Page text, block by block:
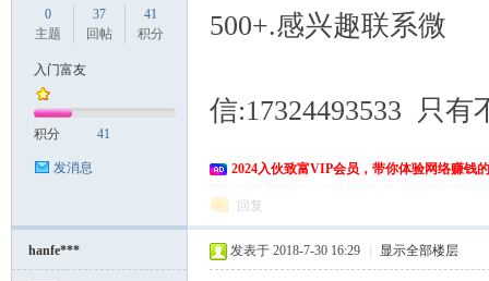
0
主题
37
回帖
41
积分
入门富友
积分 41
发消息
500+.感兴趣联系微
信:17324493533 只
2024入伙致富VIP会员，带你体验网络赚钱
回复
hanfe*** 发表于 2018-7-30 16:29 显示全部楼层